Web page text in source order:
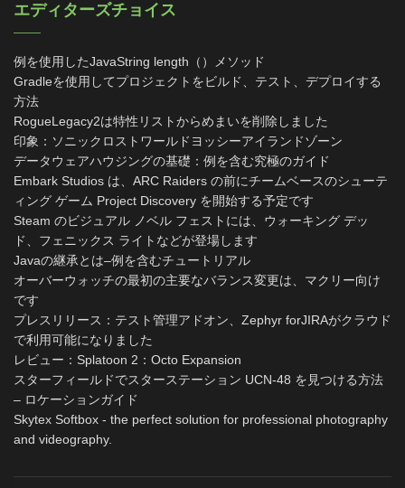
エディターズチョイス
例を使用したJavaString length（）メソッド
Gradleを使用してプロジェクトをビルド、テスト、デプロイする
方法
RogueLegacy2は特性リストからめまいを削除しました
印象：ソニックロストワールドヨッシーアイランドゾーン
データウェアハウジングの基礎：例を含む究極のガイド
Embark Studios は、ARC Raiders の前にチームベースのシューテ
ィング ゲーム Project Discovery を開始する予定です
Steam のビジュアル ノベル フェストには、ウォーキング デッ
ド、フェニックス ライトなどが登場します
Javaの継承とは–例を含むチュートリアル
オーバーウォッチの最初の主要なバランス変更は、マクリー向け
です
プレスリリース：テスト管理アドオン、Zephyr forJIRAがクラウド
で利用可能になりました
レビュー：Splatoon 2：Octo Expansion
スターフィールドでスターステーション UCN-48 を見つける方法
– ロケーションガイド
Skytex Softbox - the perfect solution for professional photography
and videography.